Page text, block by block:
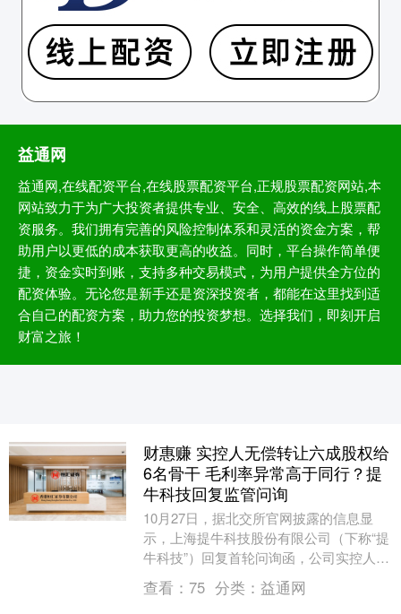
益通网
益通网,在线配资平台,在线股票配资平台,正规股票配资网站,本
网站致力于为广大投资者提供专业、安全、高效的线上股票配
资服务。我们拥有完善的风险控制体系和灵活的资金方案，帮
助用户以更低的成本获取更高的收益。同时，平台操作简单便
捷，资金实时到账，支持多种交易模式，为用户提供全方位的
配资体验。无论您是新手还是资深投资者，都能在这里找到适
合自己的配资方案，助力您的投资梦想。选择我们，即刻开启
财富之旅！
财惠赚 实控人无偿转让六成股权给
6名骨干 毛利率异常高于同行？提
牛科技回复监管问询
10月27日，据北交所官网披露的信息显
示，上海提牛科技股份有限公司（下称“提
牛科技”）回复首轮问询函，公司实控人无
偿转让64%股权、毛利率远超同行、核心
供应商0....
查看： 75 分类： 益通网